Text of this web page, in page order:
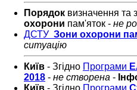
Порядок визначення та
охорони пам'яток - не
ДСТУ Зони охорони
ситуацію
Київ - Згідно Програми
2018 - не створена -
Київ - Згідно Програми